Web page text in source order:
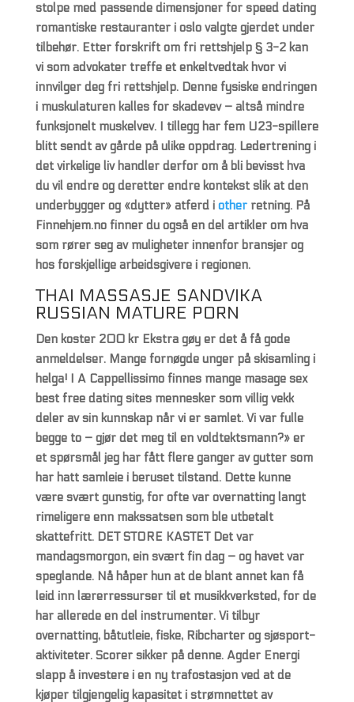
stolpe med passende dimensjoner for speed dating
romantiske restauranter i oslo valgte gjerdet under
tilbehør. Etter forskrift om fri rettshjelp § 3-2 kan
vi som advokater treffe et enkeltvedtak hvor vi
innvilger deg fri rettshjelp. Denne fysiske endringen
i muskulaturen kalles for skadevev – altså mindre
funksjonelt muskelvev. I tillegg har fem U23-spillere
blitt sendt av gårde på ulike oppdrag. Ledertrening i
det virkelige liv handler derfor om å bli bevisst hva
du vil endre og deretter endre kontekst slik at den
underbygger og «dytter» atferd i otherretning. På
Finnehjem.no finner du også en del artikler om hva
som rører seg av muligheter innenfor bransjer og
hos forskjellige arbeidsgivere i regionen.
THAI MASSASJE SANDVIKA
RUSSIAN MATURE PORN
Den koster 200 kr Ekstra gøy er det å få gode
anmeldelser. Mange fornøgde unger på skisamling i
helga! I A Cappellissimo finnes mange masage sex
best free dating sites mennesker som villig vekk
deler av sin kunnskap når vi er samlet. Vi var fulle
begge to – gjør det meg til en voldtektsmann?» er
et spørsmål jeg har fått flere ganger av gutter som
har hatt samleie i beruset tilstand. Dette kunne
være svært gunstig, for ofte var overnatting langt
rimeligere enn makssatsen som ble utbetalt
skattefritt. DET STORE KASTET Det var
mandagsmorgon, ein svært fin dag – og havet var
speglande. Nå håper hun at de blant annet kan få
leid inn lærerressurser til et musikkverksted, for de
har allerede en del instrumenter. Vi tilbyr
overnatting, båtutleie, fiske, Ribcharter og sjøsport-
aktiviteter. Scorer sikker på denne. Agder Energi
slapp å investere i en ny trafostasjon ved at de
kjøper tilgjengelig kapasitet i strømnettet av